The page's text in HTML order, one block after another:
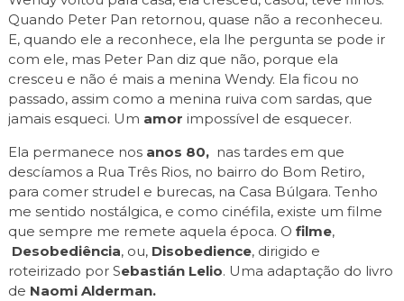
Quando Peter Pan retornou, quase não a reconheceu.
E, quando ele a reconhece, ela lhe pergunta se pode ir
com ele, mas Peter Pan diz que não, porque ela
cresceu e não é mais a menina Wendy. Ela ficou no
passado, assim como a menina ruiva com sardas, que
jamais esqueci. Um amor impossível de esquecer.
Ela permanece nos anos 80, nas tardes em que
descíamos a Rua Três Rios, no bairro do Bom Retiro,
para comer strudel e burecas, na Casa Búlgara. Tenho
me sentido nostálgica, e como cinéfila, existe um filme
que sempre me remete aquela época. O filme,
Desobediência, ou, Disobedience, dirigido e
roteirizado por Sebastián Lelio. Uma adaptação do livro
de Naomi Alderman.